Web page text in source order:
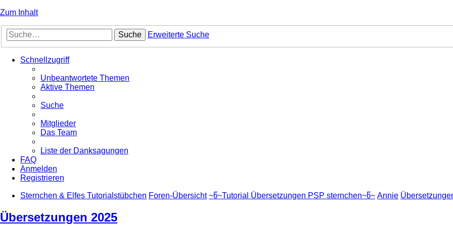
Zum Inhalt
Suche Erweiterte Suche
Schnellzugriff
Unbeantwortete Themen
Aktive Themen
Suche
Mitglieder
Das Team
Liste der Danksagungen
FAQ
Anmelden
Registrieren
Sternchen & Elfes Tutorialstübchen Foren-Übersicht ~წ~Tutorial Übersetzungen PSP sternchen~წ~ Annie
Übersetzungen 2025